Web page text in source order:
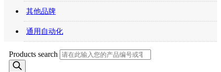
其他品牌
通用自动化
Products search